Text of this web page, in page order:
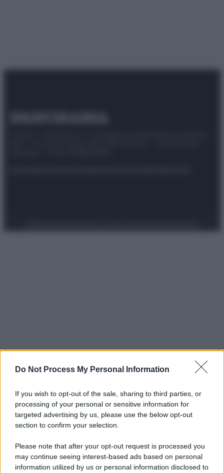
Do Not Process My Personal Information
If you wish to opt-out of the sale, sharing to third parties, or
processing of your personal or sensitive information for
targeted advertising by us, please use the below opt-out
section to confirm your selection.
Please note that after your opt-out request is processed you
may continue seeing interest-based ads based on personal
information utilized by us or personal information disclosed to